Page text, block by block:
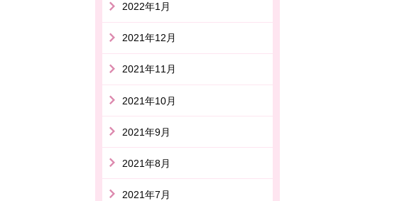
2022年1月
2021年12月
2021年11月
2021年10月
2021年9月
2021年8月
2021年7月